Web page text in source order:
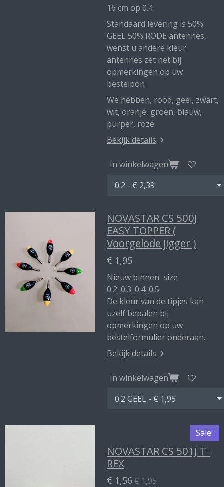
16 cm op 0.4
Standaard levering is 50%
GEEL 50% RODE antennes,
wenst u andere kleur
antennes zet het bij
opmerkingen op uw
bestelbon
We hebben, rood, geel, zwart,
wit, oranje, groen, blauw,
purper, roze.
Bekijk details
In winkelwagen
NOVASTAR CS 500J
EASY TOPPER (
Voorgelode jigger )
€ 1,95
Nieuw binnen size
0.2_0.3_0.4_0.5
De kleur van de tipjes kan
uzelf bepalen bij
opmerkingen op uw
bestelformulier onderaan.
Bekijk details
In winkelwagen
Sale!
NOVASTAR CS 501J T-
REX
€ 1,56€ 1,95